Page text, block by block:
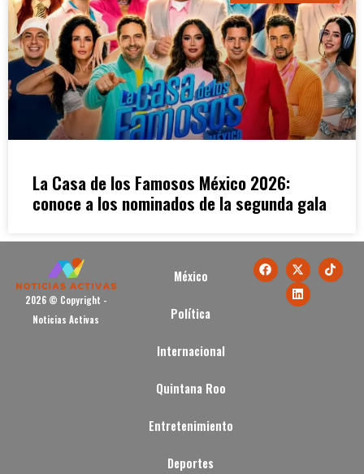
La Casa de los Famosos México 2026:
conoce a los nominados de la segunda gala
2026 © Copyright -
Noticias Activas
México
Política
Internacional
Quintana Roo
Entretenimiento
Deportes